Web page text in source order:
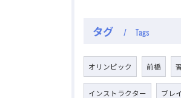
タグ Tags
オリンピック 前橋
インストラクター ブレ